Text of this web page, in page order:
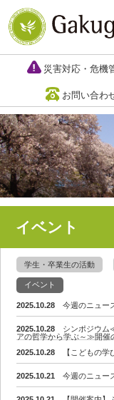
災害対応・危機
お問い合わ
イベント
学生・卒業生の活動
イベント
2025.10.28 今週のニュー
2025.10.28
シンポジウム
アの哲学から学ぶ～≫開催
2025.10.28
【こどもの
2025.10.21 今週のニュー